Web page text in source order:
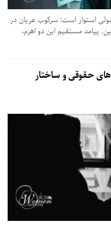
استوار است: سرکوب عریان در
پیامد مستقیم این دو اهرم،
حقوقی و ساختار